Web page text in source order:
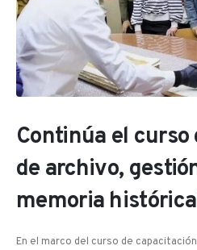
Continúa el curso
de archivo,
memoria
En el marco del curso de